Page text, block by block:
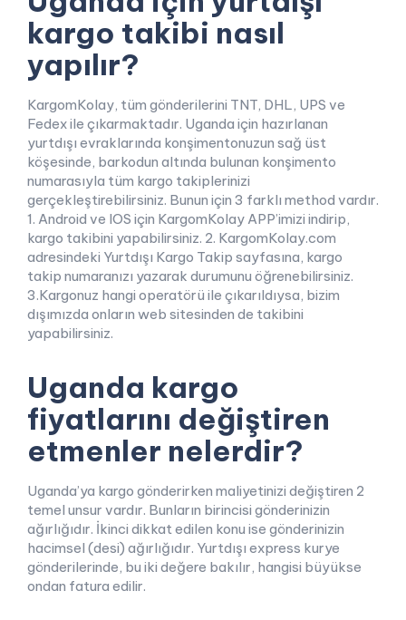
kargo takibi nasıl
yapılır?
KargomKolay, tüm gönderilerini TNT, DHL, UPS ve
Fedex ile çıkarmaktadır. Uganda için hazırlanan
yurtdışı evraklarında konşimentonuzun sağ üst
köşesinde, barkodun altında bulunan konşimento
numarasıyla tüm kargo takiplerinizi
gerçekleştirebilirsiniz. Bunun için 3 farklı method vardır.
1. Android ve IOS için KargomKolay APP’imizi indirip,
kargo takibini yapabilirsiniz. 2. KargomKolay.com
adresindeki Yurtdışı Kargo Takip sayfasına, kargo
takip numaranızı yazarak durumunu öğrenebilirsiniz.
3.Kargonuz hangi operatörü ile çıkarıldıysa, bizim
dışımızda onların web sitesinden de takibini
yapabilirsiniz.
Uganda kargo
fiyatlarını değiştiren
etmenler nelerdir?
Uganda’ya kargo gönderirken maliyetinizi değiştiren 2
temel unsur vardır. Bunların birincisi gönderinizin
ağırlığıdır. İkinci dikkat edilen konu ise gönderinizin
hacimsel (desi) ağırlığıdır. Yurtdışı express kurye
gönderilerinde, bu iki değere bakılır, hangisi büyükse
ondan fatura edilir.